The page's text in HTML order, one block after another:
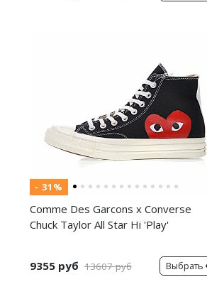
- 31%
Comme Des Garcons x Converse
Chuck Taylor All Star Hi 'Play'
9355 руб 13607 руб Выбрать